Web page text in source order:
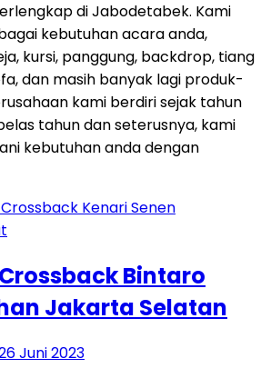
di Jabodetabek. Kami
kebutuhan acara anda,
kursi, panggung, backdrop, tiang
dan masih banyak lagi produk-
kami berdiri sejak tahun
tahun dan seterusnya, kami
kebutuhan anda dengan
Bintaro
Jakarta Selatan
Juni 2023